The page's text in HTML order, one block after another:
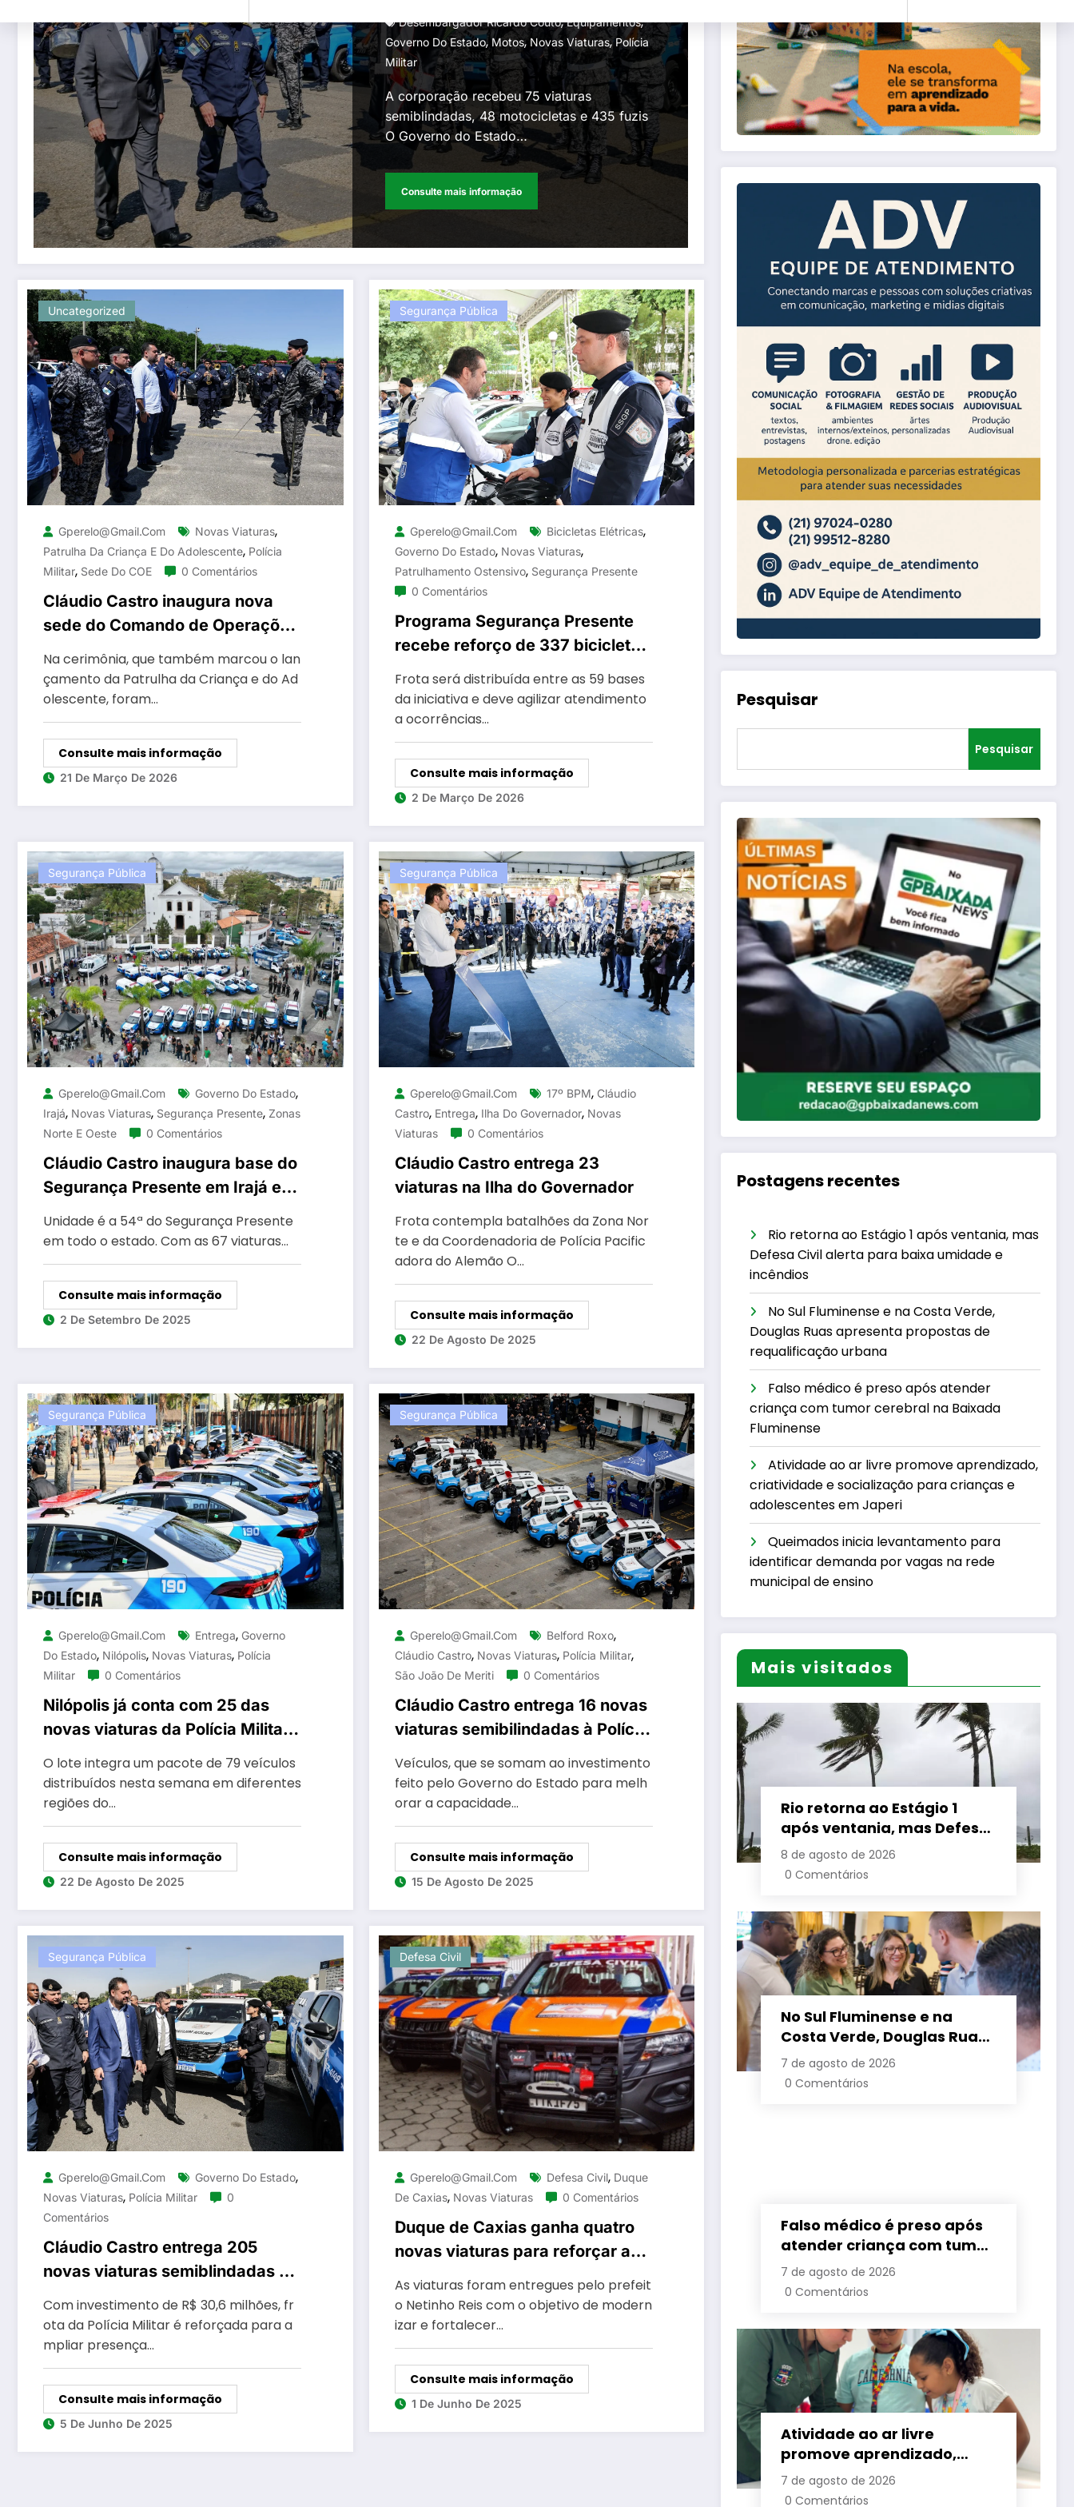
Desembargador Ricardo Couto,Equipamentos,
Governo Do Estado,Motos,Novas Viaturas,Polícia
Militar
A corporação recebeu 75 viaturas
semiblindadas, 48 motocicletas e 435 fuzis
O Governo do Estado…
Consulte mais informação
Uncategorized
Gperelo@gmail.com Novas Viaturas,
Patrulha Da Criança E Do Adolescente, Polícia
Militar, Sede Do COE 0 Comentários
Cláudio Castro inaugura nova
sede do Comando de Operações
Especiais da PM e entrega mais
de 100 viaturas para a
corporação
Na cerimônia, que também marcou o lan
çamento da Patrulha da Criança e do Ad
olescente, foram…
Consulte mais informação
21 De Março De 2026
Segurança Pública
Gperelo@gmail.com Bicicletas Elétricas,
Governo Do Estado, Novas Viaturas,
Patrulhamento Ostensivo, Segurança Presente
0 Comentários
Programa Segurança Presente
recebe reforço de 337 bicicletas
elétricas e 140 novas viaturas
para o patrulhamento ostensivo
Frota será distribuída entre as 59 bases
da iniciativa e deve agilizar atendimento
a ocorrências…
Consulte mais informação
2 De Março De 2026
Segurança Pública
Gperelo@gmail.com Governo Do Estado,
Irajá, Novas Viaturas, Segurança Presente, Zonas
Norte E Oeste
0 Comentários
Cláudio Castro inaugura base do
Segurança Presente em Irajá e
entrega novas viaturas para
batalhões nas Zonas Norte e
Oeste
Unidade é a 54ª do Segurança Presente
em todo o estado. Com as 67 viaturas…
Consulte mais informação
2 De Setembro De 2025
Segurança Pública
Gperelo@gmail.com 17º BPM, Cláudio
Castro, Entrega, Ilha Do Governador, Novas
Viaturas
0 Comentários
Cláudio Castro entrega 23
viaturas na Ilha do Governador
Frota contempla batalhões da Zona Nor
te e da Coordenadoria de Polícia Pacific
adora do Alemão O…
Consulte mais informação
22 De Agosto De 2025
Segurança Pública
Gperelo@gmail.com Entrega, Governo
Do Estado, Nilópolis, Novas Viaturas, Polícia
Militar
0 Comentários
Nilópolis já conta com 25 das
novas viaturas da Polícia Militar
distribuídas pelo governador
Castro em diferentes regiões
O lote integra um pacote de 79 veículos
distribuídos nesta semana em diferentes
regiões do…
Consulte mais informação
22 De Agosto De 2025
Segurança Pública
Gperelo@gmail.com Belford Roxo,
Cláudio Castro, Novas Viaturas, Polícia Militar,
São João De Meriti 0 Comentários
Cláudio Castro entrega 16 novas
viaturas semibilindadas à Polícia
Militar, também para São João
de Meriti e Belford Roxo
Veículos, que se somam ao investimento
feito pelo Governo do Estado para melh
orar a capacidade…
Consulte mais informação
15 De Agosto De 2025
Segurança Pública
Gperelo@gmail.com Governo Do Estado,
Novas Viaturas, Polícia Militar
0
Comentários
Cláudio Castro entrega 205
novas viaturas semiblindadas à
PM para reforçar as forças de
segurança pública no estado
Com investimento de R$ 30,6 milhões, fr
ota da Polícia Militar é reforçada para a
mpliar presença…
Consulte mais informação
5 De Junho De 2025
Defesa Civil
Gperelo@gmail.com Defesa Civil, Duque
De Caxias, Novas Viaturas 0 Comentários
Duque de Caxias ganha quatro
novas viaturas para reforçar a
estrutura operacional da Defesa
Civil no município
As viaturas foram entregues pelo prefeit
o Netinho Reis com o objetivo de modern
izar e fortalecer…
Consulte mais informação
1 De Junho De 2025
Pesquisar
Pesquisar
Postagens recentes
Rio retorna ao Estágio 1 após ventania, mas
Defesa Civil alerta para baixa umidade e
incêndios
No Sul Fluminense e na Costa Verde,
Douglas Ruas apresenta propostas de
requalificação urbana
Falso médico é preso após atender
criança com tumor cerebral na Baixada
Fluminense
Atividade ao ar livre promove aprendizado,
criatividade e socialização para crianças e
adolescentes em Japeri
Queimados inicia levantamento para
identificar demanda por vagas na rede
municipal de ensino
Mais visitados
Rio retorna ao Estágio 1
após ventania, mas Defesa
Civil alerta para baixa
umidade e incêndios
8 de agosto de 2026
0 Comentários
No Sul Fluminense e na
Costa Verde, Douglas Ruas
apresenta propostas de
requalificação urbana
7 de agosto de 2026
0 Comentários
Falso médico é preso após
atender criança com tumor
cerebral na Baixada
Fluminense
7 de agosto de 2026
0 Comentários
Atividade ao ar livre
promove aprendizado,
criatividade e socialização
para crianças e
7 de agosto de 2026
0 Comentários